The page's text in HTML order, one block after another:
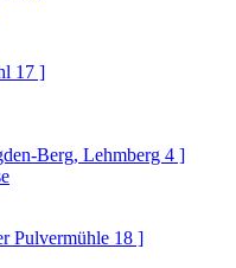
17 ]
Berg, Lehmberg 4 ]
Pulvermühle 18 ]